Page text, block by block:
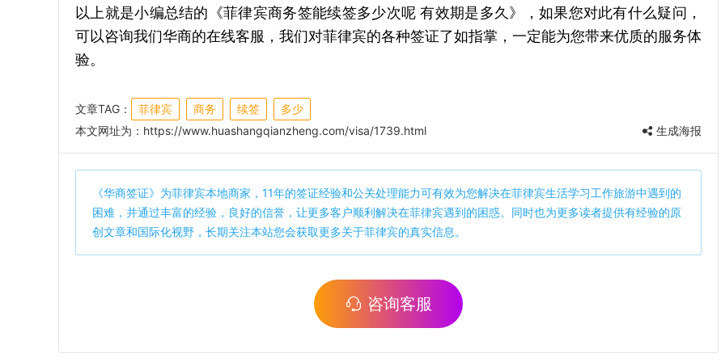
以上就是小编总结的《菲律宾商务签能续签多少次呢 有效期是多久》，如果您对此有什么疑问，
可以咨询我们华商的在线客服，我们对菲律宾的各种签证了如指掌，一定能为您带来优质的服务体
验。
文章TAG： 菲律宾 商务 续签
多少
本文网址为： https://www.huashangqianzheng.com/visa/1739.html 生成海报
《华商签证》为菲律宾本地商家，11年的签证经验和公关处理能力可有效为您解决在菲律宾生活学习工作旅游中遇到的
困难，并通过丰富的经验，良好的信誉，让更多客户顺利解决在菲律宾遇到的困惑。同时也为更多读者提供有经验的原
创文章和国际化视野，长期关注本站您会获取更多关于菲律宾的真实信息。
咨询客服